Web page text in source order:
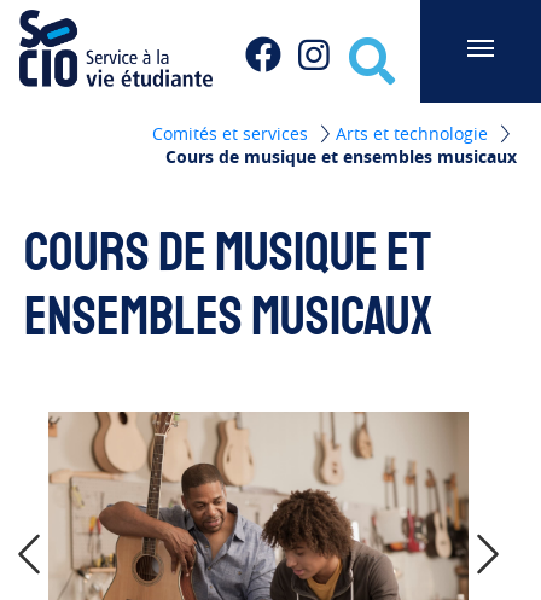
Socio du Cégep de Sainte-Foy
FacebookInstagram
Recherche
Comités et services
Arts et technologie
Cours de musique et ensembles musicaux
Cours de musique et
ensembles musicaux
Previous Next